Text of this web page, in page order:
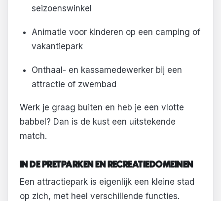
seizoenswinkel
Animatie voor kinderen op een camping of
vakantiepark
Onthaal- en kassamedewerker bij een
attractie of zwembad
Werk je graag buiten en heb je een vlotte
babbel? Dan is de kust een uitstekende
match.
IN DE PRETPARKEN EN RECREATIEDOMEINEN
Een attractiepark is eigenlijk een kleine stad
op zich, met heel verschillende functies.